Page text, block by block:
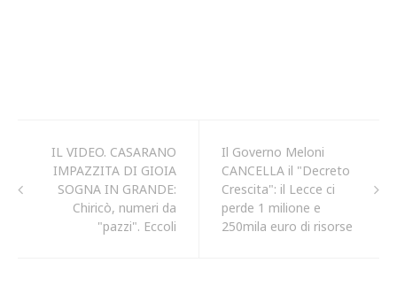
IL VIDEO. CASARANO
IMPAZZITA DI GIOIA
SOGNA IN GRANDE:
Chiricò, numeri da
"pazzi". Eccoli
Il Governo Meloni
CANCELLA il "Decreto
Crescita": il Lecce ci
perde 1 milione e
250mila euro di risorse